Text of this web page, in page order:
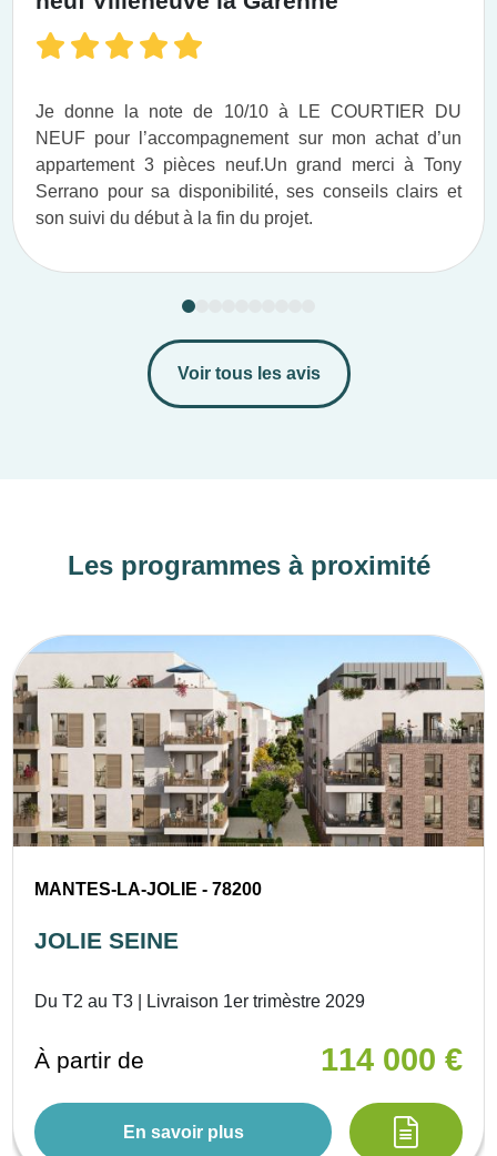
Je donne la note de 10/10 à LE COURTIER DU
NEUF pour l’accompagnement sur mon achat d’un
appartement 3 pièces neuf.​ Un grand merci à Tony
Serrano pour sa disponibilité, ses conseils clairs et
son suivi du début à la fin du projet.​
Voir tous les avis
Les programmes à proximité
MANTES-LA-JOLIE - 78200
JOLIE SEINE
Du T2 au T3 | Livraison 1er trimèstre 2029
À partir de 114 000 €
En savoir plus